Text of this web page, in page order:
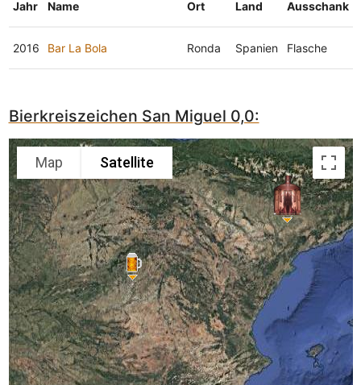
Jahr Name Ort Land Ausschank
2016 Bar La Bola Ronda Spanien Flasche
Bierkreiszeichen San Miguel 0,0:
Map Satellite